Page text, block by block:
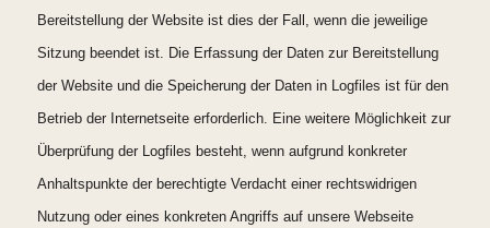
Bereitstellung der Website ist dies der Fall, wenn die jeweilige
Sitzung beendet ist. Die Erfassung der Daten zur Bereitstellung
der Website und die Speicherung der Daten in Logfiles ist für den
Betrieb der Internetseite erforderlich. Eine weitere Möglichkeit zur
Überprüfung der Logfiles besteht, wenn aufgrund konkreter
Anhaltspunkte der berechtigte Verdacht einer rechtswidrigen
Nutzung oder eines konkreten Angriffs auf unsere Webseite